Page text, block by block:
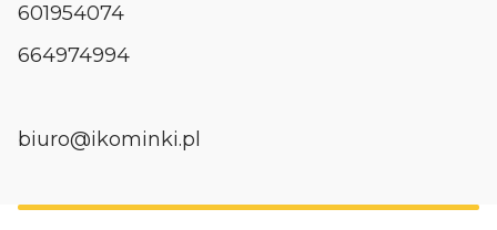
601954074
664974994
biuro@ikominki.pl